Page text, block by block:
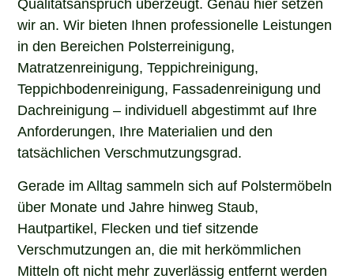
wir an. Wir bieten Ihnen professionelle Leistungen
in den Bereichen Polsterreinigung,
Matratzenreinigung, Teppichreinigung,
Teppichbodenreinigung, Fassadenreinigung und
Dachreinigung – individuell abgestimmt auf Ihre
Anforderungen, Ihre Materialien und den
tatsächlichen Verschmutzungsgrad.
Gerade im Alltag sammeln sich auf Polstermöbeln
über Monate und Jahre hinweg Staub,
Hautpartikel, Flecken und tief sitzende
Verschmutzungen an, die mit herkömmlichen
Mitteln oft nicht mehr zuverlässig entfernt werden